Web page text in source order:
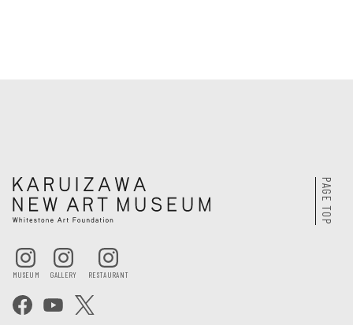
PAGE TOP